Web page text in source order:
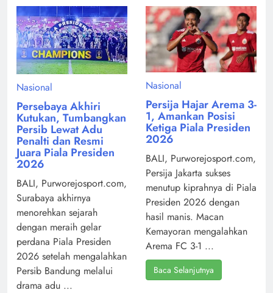
Nasional
Persebaya Akhiri
Kutukan, Tumbangkan
Persib Lewat Adu
Penalti dan Resmi
Juara Piala Presiden
2026
BALI, Purworejosport.com,
Surabaya akhirnya
menorehkan sejarah
dengan meraih gelar
perdana Piala Presiden
2026 setelah mengalahkan
Persib Bandung melalui
drama adu ...
Nasional
Persija Hajar Arema 3-
1, Amankan Posisi
Ketiga Piala Presiden
2026
BALI, Purworejosport.com,
Persija Jakarta sukses
menutup kiprahnya di Piala
Presiden 2026 dengan
hasil manis. Macan
Kemayoran mengalahkan
Arema FC 3-1 ...
Baca Selanjutnya